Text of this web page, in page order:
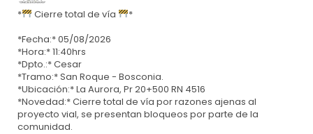
* Cierre total de vía
*
*Fecha:* 05/08/2026
*Hora:* 11:40hrs
*Dpto.:* Cesar
*Tramo:* San Roque - Bosconia.
*Ubicación:* La Aurora, Pr 20+500 RN 4516
*Novedad:* Cierre total de vía por razones ajenas al
proyecto vial, se presentan bloqueos por parte de la
comunidad.